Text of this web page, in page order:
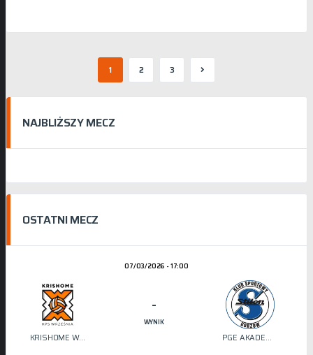
1 2 3
NAJBLIŻSZY MECZ
OSTATNI MECZ
07/03/2026 - 17:00
KRISHOME WRZEŚNIA PGE AKADEMIA SIATKÓWKI STILON
-
WYNIK